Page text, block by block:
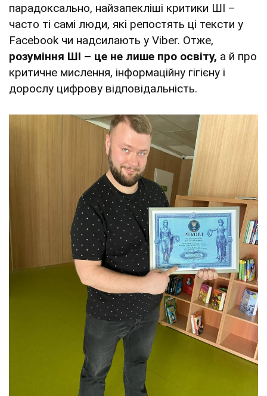
парадоксально, найзапекліші критики ШІ –
часто ті самі люди, які репостять ці тексти у
Facebook чи надсилають у Viber. Отже,
розуміння ШІ – це не лише про освіту, а й про
критичне мислення, інформаційну гігієну і
дорослу цифрову відповідальність.